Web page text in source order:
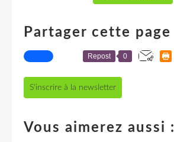
Partager cette page
Repost 0
S'inscrire à la newsletter
Vous aimerez aussi :